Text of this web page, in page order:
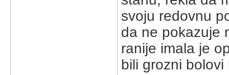
svoju redovnu
da ne pokazuje
ranije imala je
bili grozni